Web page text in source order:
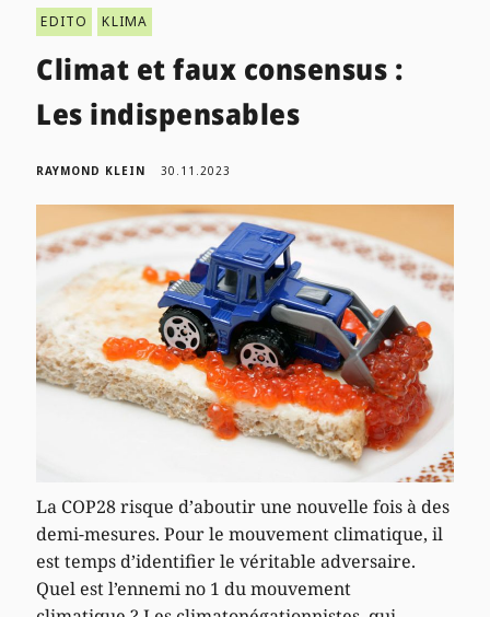
EDITO KLIMA
Climat et faux consensus :
Les indispensables
RAYMOND KLEIN 30.11.2023
La COP28 risque d’aboutir une nouvelle fois à des
demi-mesures. Pour le mouvement climatique, il
est temps d’identifier le véritable adversaire.
Quel est l’ennemi no 1 du mouvement